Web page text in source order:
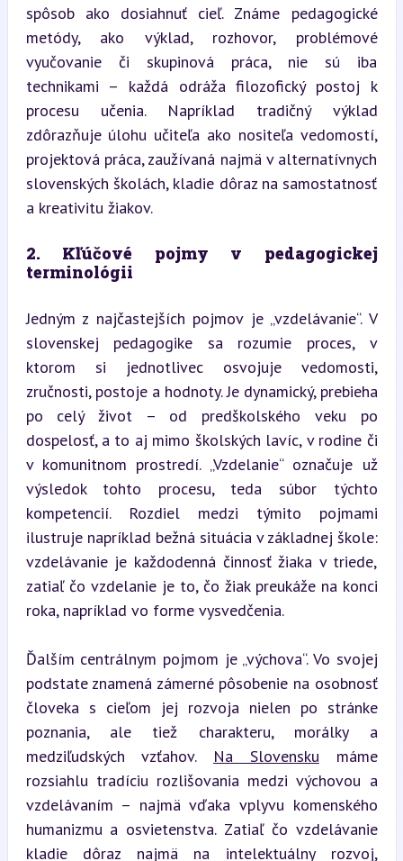
spôsob ako dosiahnuť cieľ. Známe pedagogické
metódy, ako výklad, rozhovor, problémové
vyučovanie či skupinová práca, nie sú iba
technikami – každá odráža filozofický postoj k
procesu učenia. Napríklad tradičný výklad
zdôrazňuje úlohu učiteľa ako nositeľa vedomostí,
projektová práca, zaužívaná najmä v alternatívnych
slovenských školách, kladie dôraz na samostatnosť
a kreativitu žiakov.
2. Kľúčové pojmy v pedagogickej
terminológii
Jedným z najčastejších pojmov je „vzdelávanie“. V
slovenskej pedagogike sa rozumie proces, v
ktorom si jednotlivec osvojuje vedomosti,
zručnosti, postoje a hodnoty. Je dynamický, prebieha
po celý život – od predškolského veku po
dospelosť, a to aj mimo školských lavíc, v rodine či
v komunitnom prostredí. „Vzdelanie“ označuje už
výsledok tohto procesu, teda súbor týchto
kompetencií. Rozdiel medzi týmito pojmami
ilustruje napríklad bežná situácia v základnej škole:
vzdelávanie je každodenná činnosť žiaka v triede,
zatiaľ čo vzdelanie je to, čo žiak preukáže na konci
roka, napríklad vo forme vysvedčenia.
Ďalším centrálnym pojmom je „výchova“. Vo svojej
podstate znamená zámerné pôsobenie na osobnosť
človeka s cieľom jej rozvoja nielen po stránke
poznania, ale tiež charakteru, morálky a
medziľudských vzťahov. Na Slovensku máme
rozsiahlu tradíciu rozlišovania medzi výchovou a
vzdelávaním – najmä vďaka vplyvu komenského
humanizmu a osvietenstva. Zatiaľ čo vzdelávanie
kladie dôraz najmä na intelektuálny rozvoj,